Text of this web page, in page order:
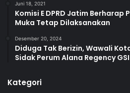
Juni 18, 2021
Komisi E DPRD Jatim
Muka Tetap Dilaksanakan
Desember 20, 2024
Diduga Tak Berizin, Wawali
Sidak Perum Alana Regency GSI
Kategori